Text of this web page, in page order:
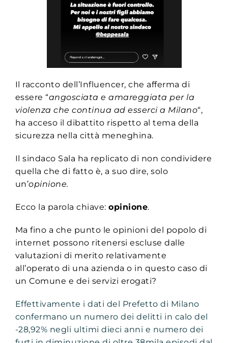
Il racconto dell’Influencer, che afferma di
essere “angosciata e amareggiata per la
violenza che continua ad esserci a Milano“,
ha acceso il dibattito rispetto al tema della
sicurezza nella città meneghina.
Il sindaco Sala ha replicato di non condividere
quella che di fatto è, a suo dire, solo
un’opinione.
Ecco la parola chiave:opinione.
Ma fino a che punto le opinioni del popolo di
internet possono ritenersi escluse dalle
valutazioni di merito relativamente
all’operato di una azienda o in questo caso di
un Comune e dei servizi erogati?
Effettivamente i dati del Prefetto di Milano
confermano un numero dei delitti in calo del
-28,92% negli ultimi dieci anni e numero dei